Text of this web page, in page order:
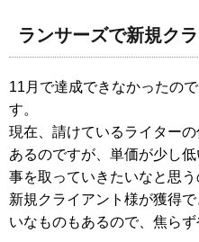
ランサーズで新規ク
11月で達成できなかったの
す。
現在、請けているライター
あるのですが、単価が少し
事を取っていきたいなと思う
新規クライアント様が獲得
いなものもあるので、焦らず